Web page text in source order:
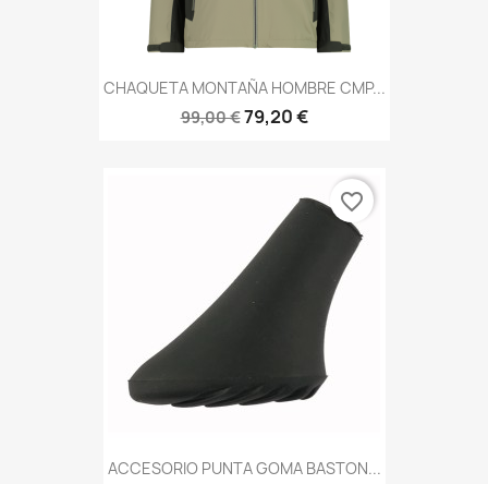
CHAQUETA MONTAÑA HOMBRE CMP...
99,00 €79,20 €
ACCESORIO PUNTA GOMA BASTON...
favorite_border